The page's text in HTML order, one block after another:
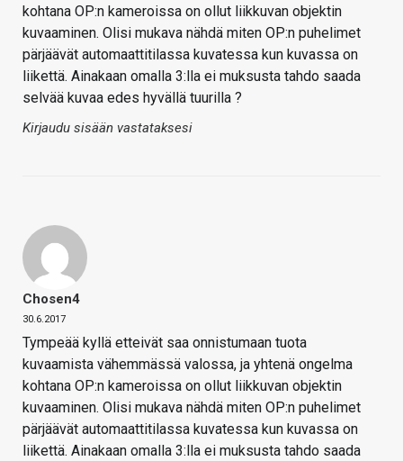
kohtana OP:n kameroissa on ollut liikkuvan objektin
kuvaaminen. Olisi mukava nähdä miten OP:n puhelimet
pärjäävät automaattitilassa kuvatessa kun kuvassa on
liikettä. Ainakaan omalla 3:lla ei muksusta tahdo saada
selvää kuvaa edes hyvällä tuurilla ?
Kirjaudu sisään vastataksesi
Chosen4
30.6.2017
Tympeää kyllä etteivät saa onnistumaan tuota
kuvaamista vähemmässä valossa, ja yhtenä ongelma
kohtana OP:n kameroissa on ollut liikkuvan objektin
kuvaaminen. Olisi mukava nähdä miten OP:n puhelimet
pärjäävät automaattitilassa kuvatessa kun kuvassa on
liikettä. Ainakaan omalla 3:lla ei muksusta tahdo saada